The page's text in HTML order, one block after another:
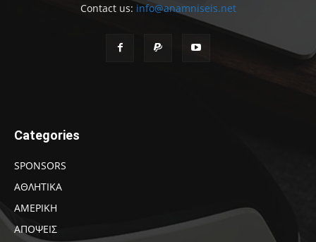
Contact us: info@anamniseis.net
Categories
SPONSORS
ΑΘΛΗΤΙΚΑ
ΑΜΕΡΙΚΗ
ΑΠΟΨΕΙΣ